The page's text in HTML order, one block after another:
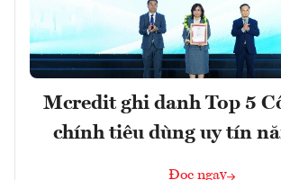
Mcredit ghi danh Top 5
chính tiêu dùng uy tín
Đọc ngay